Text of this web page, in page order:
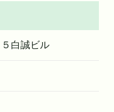
白誠ビル